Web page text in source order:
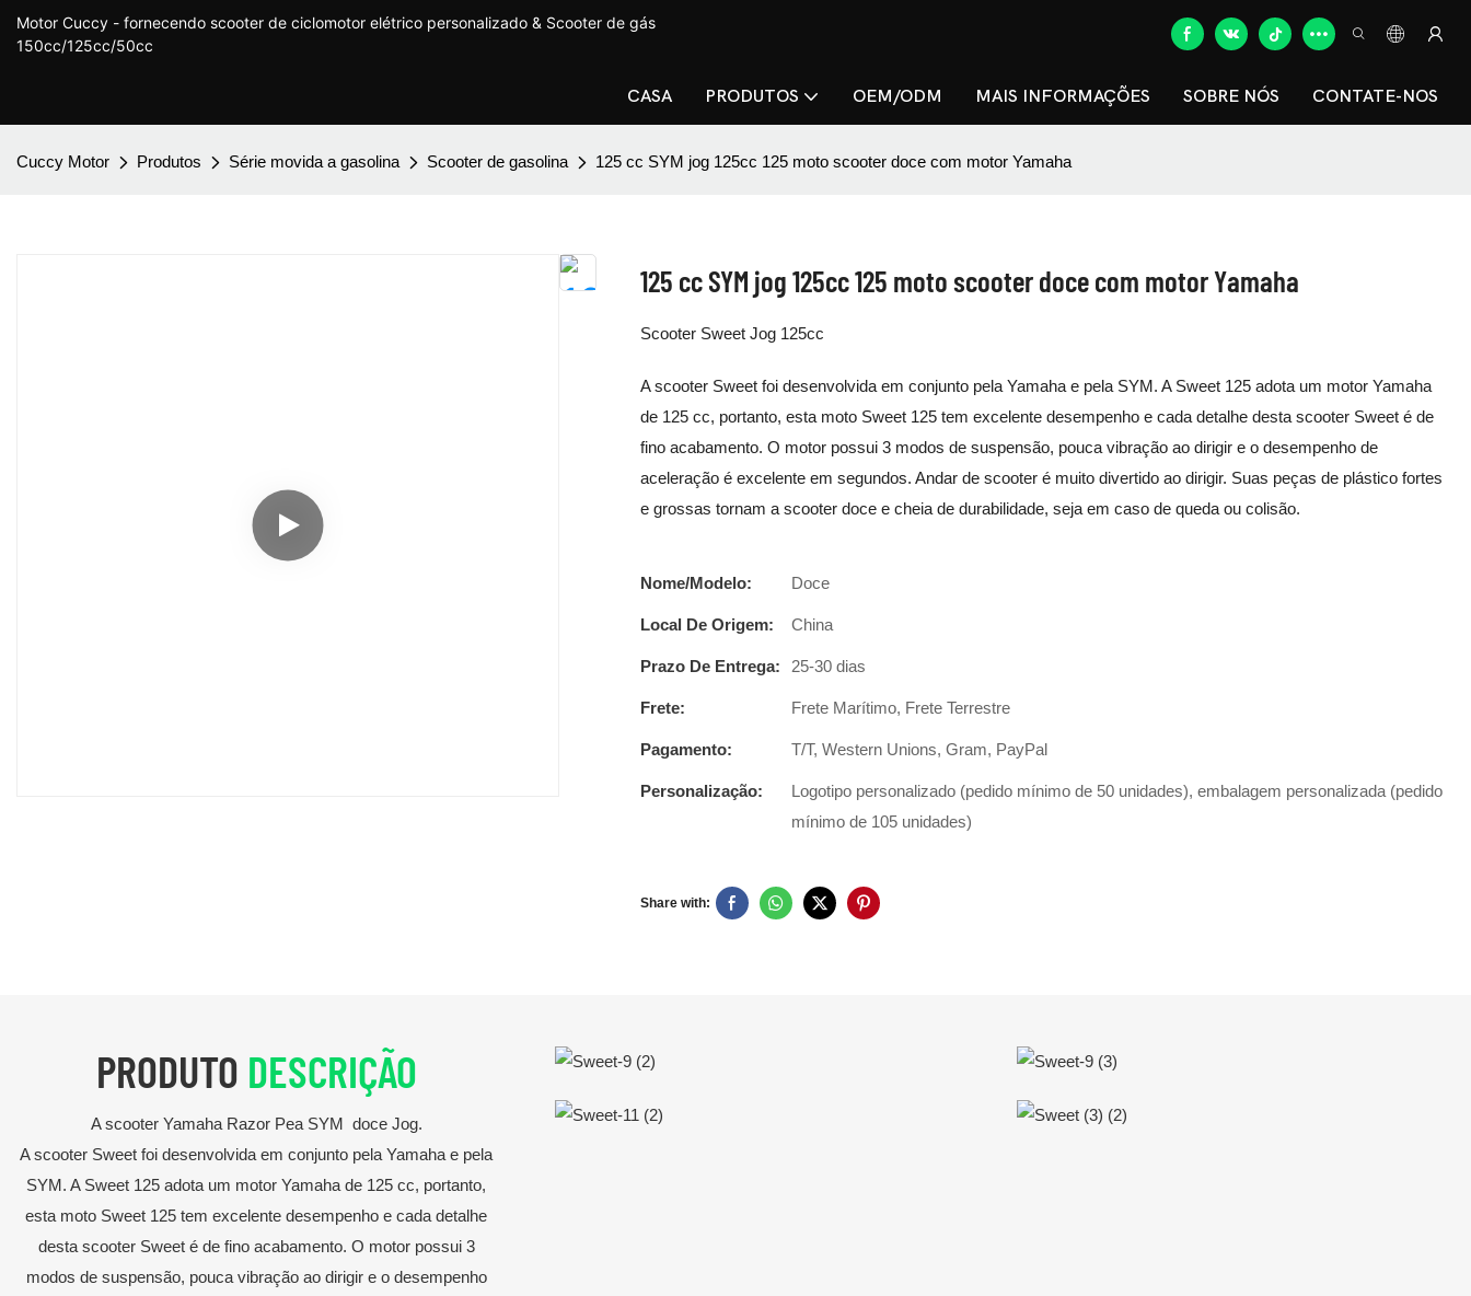
Motor Cuccy - fornecendo scooter de ciclomotor elétrico personalizado & Scooter de gás
150cc/125cc/50cc
CASA PRODUTOS OEM/ODM MAIS INFORMAÇÕES SOBRE NÓS CONTATE-NOS
Cuccy Motor Produtos Série movida a gasolina Scooter de gasolina 125 cc SYM jog 125cc 125 moto scooter doce com motor Yamaha
125 cc SYM jog 125cc 125 moto scooter doce com motor Yamaha
Scooter Sweet Jog 125cc
A scooter Sweet foi desenvolvida em conjunto pela Yamaha e pela SYM. A Sweet 125 adota um motor Yamaha
de 125 cc, portanto, esta moto Sweet 125 tem excelente desempenho e cada detalhe desta scooter Sweet é de
fino acabamento. O motor possui 3 modos de suspensão, pouca vibração ao dirigir e o desempenho de
aceleração é excelente em segundos. Andar de scooter é muito divertido ao dirigir. Suas peças de plástico fortes
e grossas tornam a scooter doce e cheia de durabilidade, seja em caso de queda ou colisão.
Nome/Modelo: Doce
Local De Origem: China
Prazo De Entrega: 25-30 dias
Frete: Frete Marítimo, Frete Terrestre
Pagamento: T/T, Western Unions, Gram, PayPal
Personalização:
Logotipo personalizado (pedido mínimo de 50 unidades), embalagem personalizada (pedido
mínimo de 105 unidades)
Share with:
PRODUTO DESCRIÇÃO
A scooter Yamaha Razor Pea SYM doce Jog.
A scooter Sweet foi desenvolvida em conjunto pela Yamaha e pela
SYM. A Sweet 125 adota um motor Yamaha de 125 cc, portanto,
esta moto Sweet 125 tem excelente desempenho e cada detalhe
desta scooter Sweet é de fino acabamento. O motor possui 3
modos de suspensão, pouca vibração ao dirigir e o desempenho